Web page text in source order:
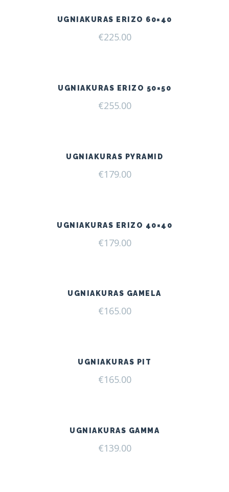
UGNIAKURAS ERIZO 60×40
€225.00
UGNIAKURAS ERIZO 50×50
€255.00
UGNIAKURAS PYRAMID
€179.00
UGNIAKURAS ERIZO 40×40
€179.00
UGNIAKURAS GAMELA
€165.00
UGNIAKURAS PIT
€165.00
UGNIAKURAS GAMMA
€139.00